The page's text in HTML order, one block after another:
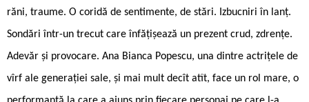
răni, traume. O coridă de sentimente, de stări. Izbucniri în lanț.
Sondări într-un trecut care înfățișează un prezent crud, zdrențe.
Adevăr și provocare. Ana Bianca Popescu, una dintre actrițele de
vîrf ale generației sale, și mai mult decît atît, face un rol mare, o